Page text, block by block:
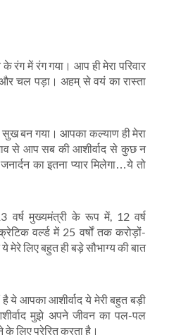
रंग में रंग गया। आप ही मेरा परिवार
चल पड़ा। अहम् से वयं का रास्ता
बन गया। आपका कल्याण ही मेरा
से आप सब की आशीर्वाद से कुछ न
का इतना प्यार मिलेगा…ये तो
मुख्यमंत्री के रूप में, 12 वर्ष
वर्ल्ड में 25 वर्षों तक करोड़ों-
मेरे लिए बहुत ही बड़े सौभाग्य की बात
ये आपका आशीर्वाद ये मेरी बहुत बड़ी
मुझे अपने जीवन का पल-पल
के लिए प्रेरित करता है।